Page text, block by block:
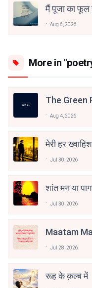
मैं पूजा का फूल
Aug 6, 2026
More in
The Green
Aug 4, 2026
मेरी हर
Jul 30, 2026
शांत मन या
Jul 30, 2026
Maatam
Jul 28, 2026
रूह के क़ल्ब में